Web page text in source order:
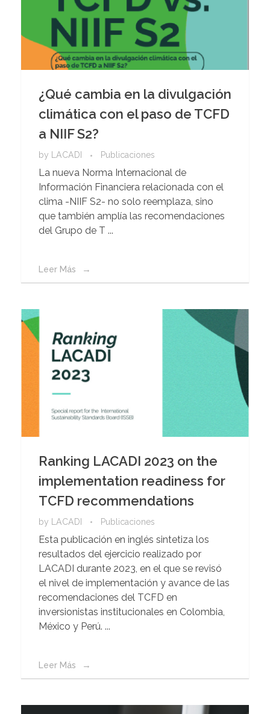
¿Qué cambia en la divulgación
climática con el paso de TCFD
a NIIF S2?
by LACADI Publicaciones
La nueva Norma Internacional de
Información Financiera relacionada con el
clima -NIIF S2- no solo reemplaza, sino
que también amplía las recomendaciones
del Grupo de T ...
Leer Más
Ranking LACADI 2023 on the
implementation readiness for
TCFD recommendations
by LACADI Publicaciones
Esta publicación en inglés sintetiza los
resultados del ejercicio realizado por
LACADI durante 2023, en el que se revisó
el nivel de implementación y avance de las
recomendaciones del TCFD en
inversionistas institucionales en Colombia,
México y Perú. ...
Leer Más